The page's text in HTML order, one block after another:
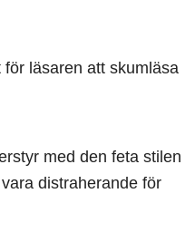
läsaren att skumläsa
med den feta stilen
distraherande för